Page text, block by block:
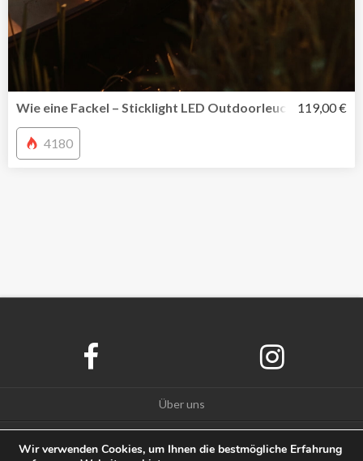
Wie eine Fackel – Sticklight LED Outdoorleuchte von
119,00 €
4180
Über uns
Wir verwenden Cookies, um Ihnen die bestmögliche Erfahrung